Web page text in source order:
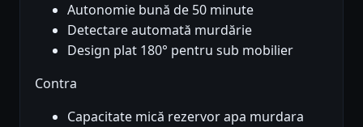
Autonomie bună de 50 minute
Detectare automată murdărie
Design plat 180° pentru sub mobilier
Contra
Capacitate mică rezervor apa murdara